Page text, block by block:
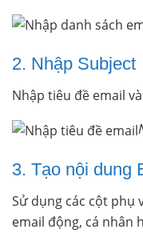
2. Nhập Subject
Nhập tiêu đề email
3. Tạo nội dung
Sử dụng các cột phụ
email động, cá nhân